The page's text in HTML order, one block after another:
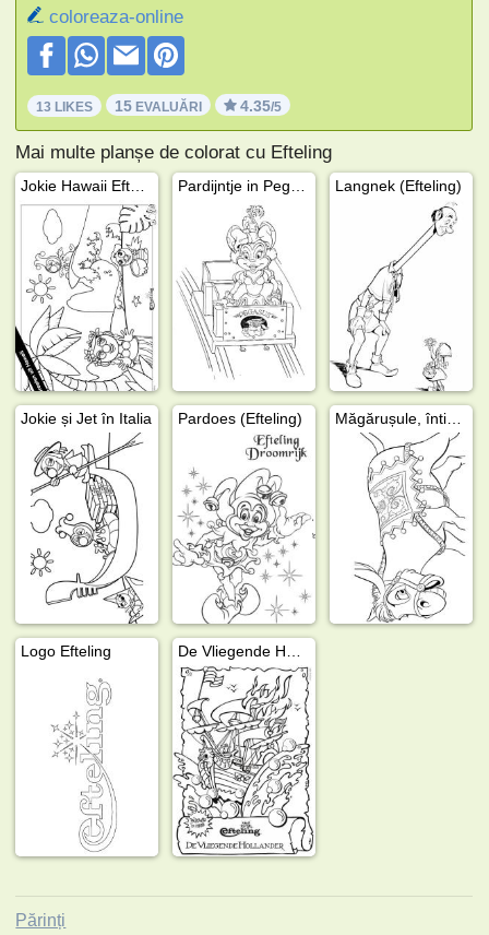
coloreaza-online
13 LIKES 15 EVALUĂRI 4.35/5
Mai multe planșe de colorat cu Efteling
Langnek (Efteling)
Jokie și Jet în Italia Pardoes (Efteling)
Logo Efteling
Părinți